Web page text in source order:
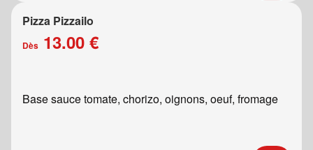
Pizza Pizzailo
Dès 13.00 €
Base sauce tomate, chorizo, oignons, oeuf, fromage